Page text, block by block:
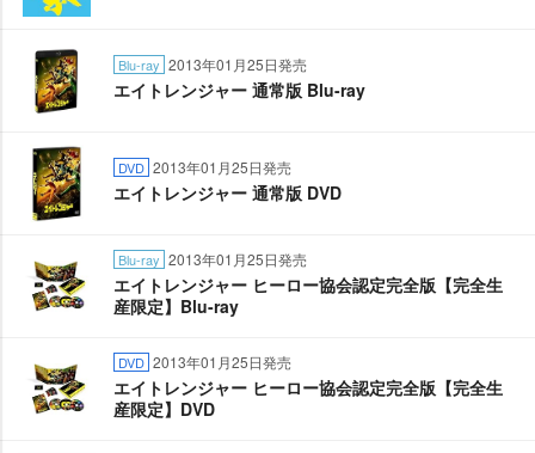
Blu-ray 2013年01月25日発売
エイトレンジャー 通常版 Blu-ray
DVD 2013年01月25日発売
エイトレンジャー 通常版 DVD
Blu-ray 2013年01月25日発売
エイトレンジャー ヒーロー協会認定完全版【完全生
産限定】Blu-ray
DVD 2013年01月25日発売
エイトレンジャー ヒーロー協会認定完全版【完全生
産限定】DVD